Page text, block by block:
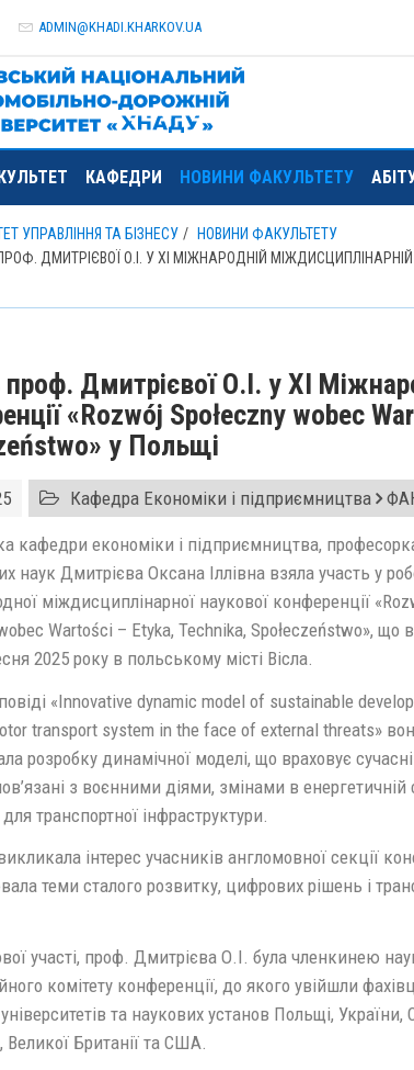
ADMIN@KHADI.KHARKOV.UA
КАФЕДРИ НОВИНИ ФАКУЛЬТЕТУ
УПРАВЛІННЯ ТА БІЗНЕСУ
НОВИНИ ФАКУЛЬТЕТУ
ДМИТРІЄВОЇ О.І. У XI МІЖНАРОДНІЙ МІЖДИСЦИПЛІНАРНІЙ
Дмитрієвої О.І. у XI
«Rozwój Społeczny wobec
у Польщі
Кафедра Економіки і підприємництва
кафедри економіки і підприємництва,
наук Дмитрієва Оксана Іллівна взяла участь у
міждисциплінарної наукової конференції
Wartości – Etyka, Technika, Społeczeństwo», що
2025 року в польському місті Вісла.
«Innovative dynamic model of sustainable
transport system in the face of external threats»
розробку динамічної моделі, що враховує
з воєнними діями, змінами в енергетичній
транспортної інфраструктури.
інтерес учасників англомовної секції
теми сталого розвитку, цифрових рішень і
участі, проф. Дмитрієва О.І. була членкинею
комітету конференції, до якого увійшли
та наукових установ Польщі, України,
Великої Британії та США.